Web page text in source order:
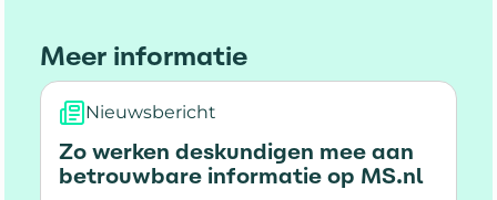
Meer informatie
Nieuwsbericht
Zo werken deskundigen mee aan
betrouwbare informatie op MS.nl